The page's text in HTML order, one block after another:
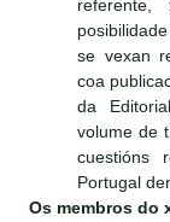
se vexan
coa
da
volume de
cuestións
Portugal
Os membros do